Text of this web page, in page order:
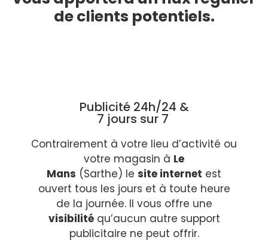
de clients potentiels.
Publicité 24h/24 &
7 jours sur 7
Contrairement à votre lieu d’activité ou
votre magasin à Le
Mans (Sarthe) le site internet est
ouvert tous les jours et à toute heure
de la journée. Il vous offre une
visibilitéqu’aucun autre support
publicitaire ne peut offrir.